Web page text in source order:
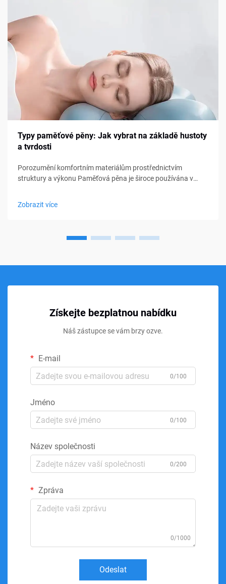
Typy paměťové pěny: Jak vybrat na základě hustoty
a tvrdosti
Porozumění komfortním materiálům prostřednictvím
struktury a výkonu Paměťová pěna je široce používána v
Zobrazit více
Získejte bezplatnou nabídku
Náš zástupce se vám brzy ozve.
E-mail
0/100
Jméno
0/100
Název společnosti
0/200
Zpráva
0/1000
Odeslat